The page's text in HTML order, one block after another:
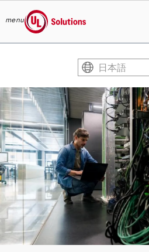
menu
UL Solutions
日本語